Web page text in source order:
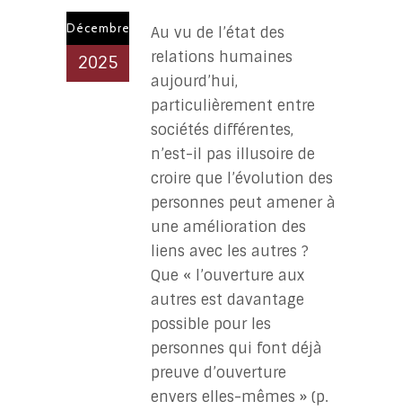
Décembre
2025
Au vu de l’état des
relations humaines
aujourd’hui,
particulièrement entre
sociétés différentes,
n’est-il pas illusoire de
croire que l’évolution des
personnes peut amener à
une amélioration des
liens avec les autres ?
Que « l’ouverture aux
autres est davantage
possible pour les
personnes qui font déjà
preuve d’ouverture
envers elles-mêmes » (p.